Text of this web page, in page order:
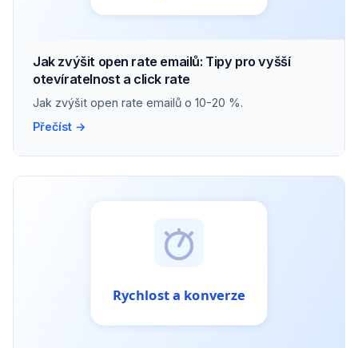
Jak zvýšit open rate emailů: Tipy pro vyšší
otevíratelnost a click rate
Jak zvýšit open rate emailů o 10-20 %.
Přečíst →